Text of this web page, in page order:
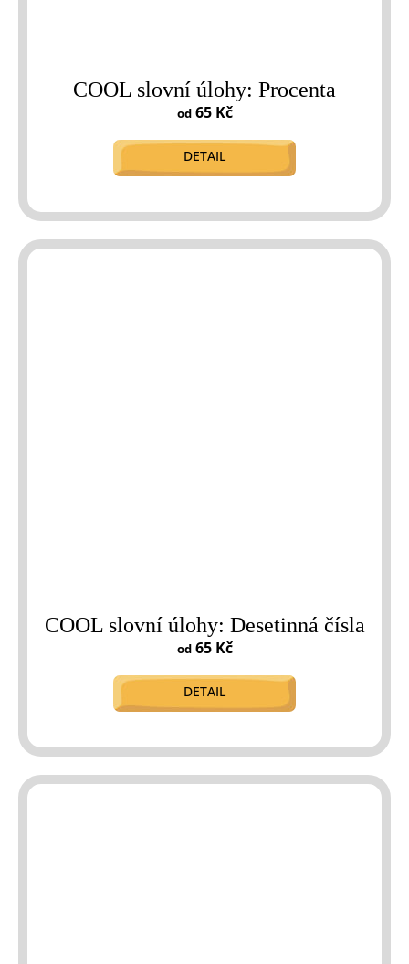
COOL slovní úlohy: Procenta
od65 Kč
DETAIL
COOL slovní úlohy: Desetinná čísla
od65 Kč
DETAIL